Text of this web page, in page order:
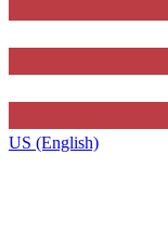
US (English)